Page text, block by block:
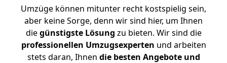
Umzüge können mitunter recht kostspielig sein,
aber keine Sorge, denn wir sind hier, um Ihnen
diegünstigste Lösung zu bieten. Wir sind die
professionellen Umzugsexperten und arbeiten
stets daran, Ihnen die besten Angebote und